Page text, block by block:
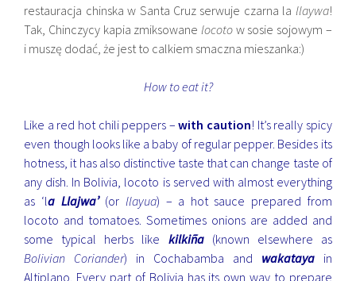
restauracja chinska w Santa Cruz serwuje czarna la llaywa!
Tak, Chinczycy kapia zmiksowane locoto w sosie sojowym –
i muszę dodać, że jest to calkiem smaczna mieszanka:)
How to eat it?
Like a red hot chili peppers –with caution! It’s really spicy
even though looks like a baby of regular pepper. Besides its
hotness, it has also distinctive taste that can change taste of
any dish. In Bolivia, locoto is served with almost everything
as ‘la Llajwa’(or llayua) – a hot sauce prepared from
locoto and tomatoes. Sometimes onions are added and
some typical herbs like kilkiña(known elsewhere as
Bolivian Coriander) in Cochabamba and wakatayain
Altiplano. Every part of Bolivia has its own way to prepare